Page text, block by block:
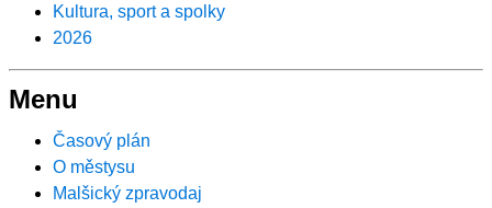
Kultura, sport a spolky
2026
Menu
Časový plán
O městysu
Malšický zpravodaj